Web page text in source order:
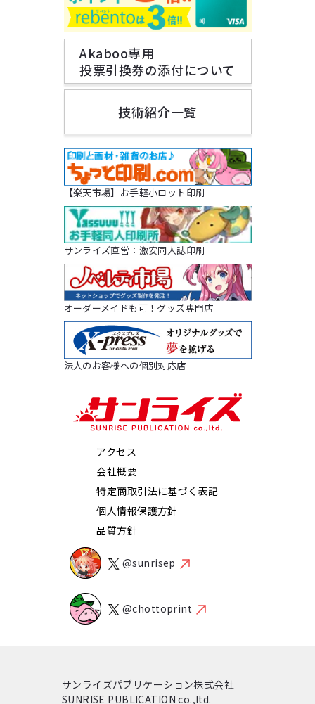
アクセス
会社概要
特定商取引法に基づく表記
個人情報保護方針
品質方針
@sunrisep
@chottoprint
Akaboo専用
投票引換券の添付について
技術紹介一覧
【楽天市場】お手軽小ロット印刷
サンライズ直営：激安同人誌印刷
オーダーメイドも可！グッズ専門店
法人のお客様への個別対応店
サンライズパブリケーション株式会社
SUNRISE PUBLICATION co.,ltd.